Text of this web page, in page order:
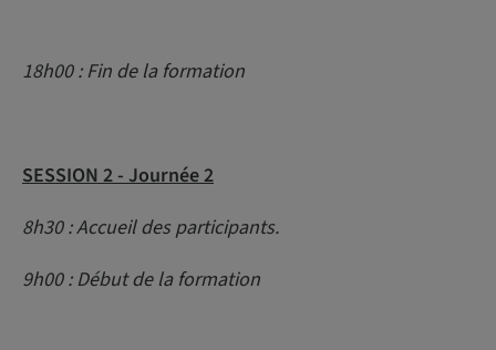
18h00 : Fin de la formation
SESSION 2 - Journée 2
8h30 : Accueil des participants.
9h00 : Début de la formation